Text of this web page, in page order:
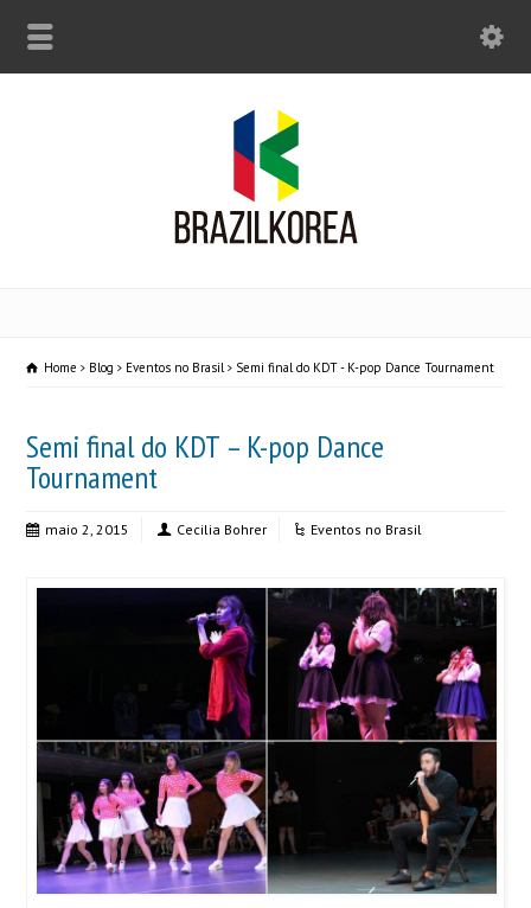
Home Blog Eventos no Brasil Semi final do KDT - K-pop Dance Tournament
Semi final do KDT – K-pop Dance
Tournament
maio 2, 2015 Cecilia Bohrer Eventos no Brasil